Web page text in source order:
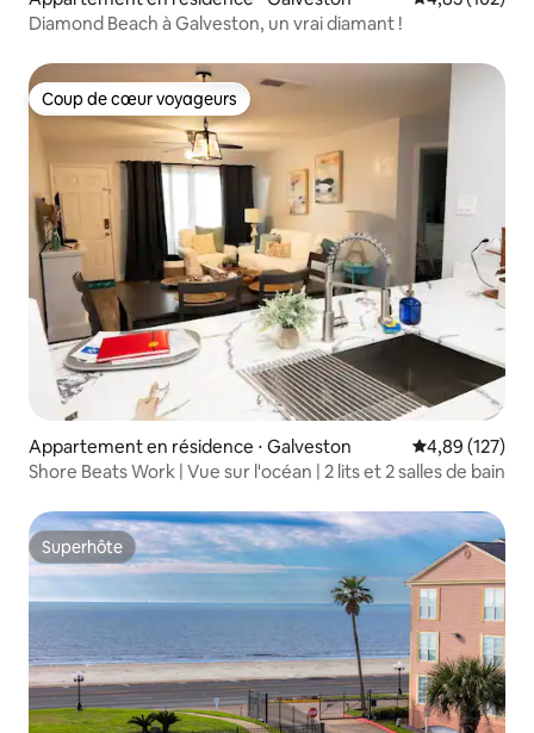
Diamond Beach à Galveston, un vrai diamant !
Coup de cœur voyageurs
Coup de cœur voyageurs
Appartement en résidence ⋅ Galveston Évaluation
4,89 (127)
Shore Beats Work | Vue sur l'océan | 2 lits et 2 salles de bain
Superhôte
Superhôte